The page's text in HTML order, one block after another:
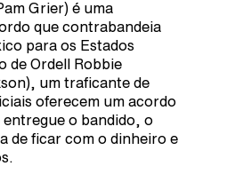
Grier) é uma
que contrabandeia
para os Estados
de Ordell Robbie
um traficante de
oferecem um acordo
entregue o bandido, o
de ficar com o dinheiro e